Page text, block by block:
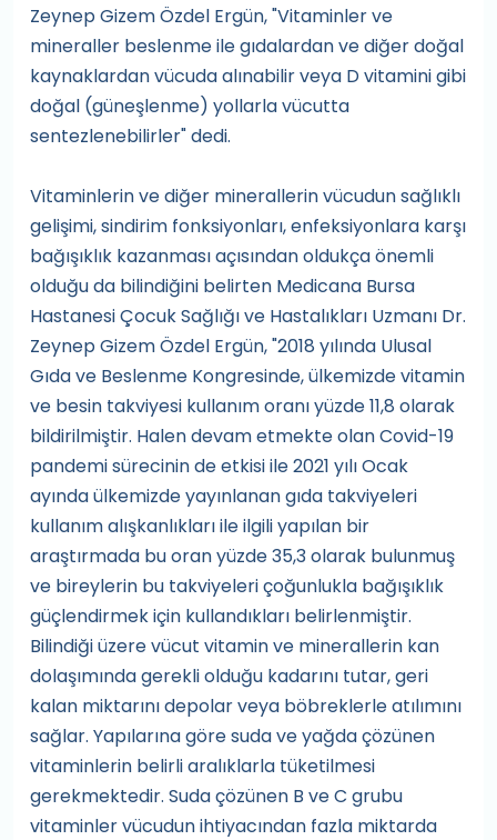
Zeynep Gizem Özdel Ergün, "Vitaminler ve
mineraller beslenme ile gıdalardan ve diğer doğal
kaynaklardan vücuda alınabilir veya D vitamini gibi
doğal (güneşlenme) yollarla vücutta
sentezlenebilirler" dedi.
Vitaminlerin ve diğer minerallerin vücudun sağlıklı
gelişimi, sindirim fonksiyonları, enfeksiyonlara karşı
bağışıklık kazanması açısından oldukça önemli
olduğu da bilindiğini belirten Medicana Bursa
Hastanesi Çocuk Sağlığı ve Hastalıkları Uzmanı Dr.
Zeynep Gizem Özdel Ergün, "2018 yılında Ulusal
Gıda ve Beslenme Kongresinde, ülkemizde vitamin
ve besin takviyesi kullanım oranı yüzde 11,8 olarak
bildirilmiştir. Halen devam etmekte olan Covid-19
pandemi sürecinin de etkisi ile 2021 yılı Ocak
ayında ülkemizde yayınlanan gıda takviyeleri
kullanım alışkanlıkları ile ilgili yapılan bir
araştırmada bu oran yüzde 35,3 olarak bulunmuş
ve bireylerin bu takviyeleri çoğunlukla bağışıklık
güçlendirmek için kullandıkları belirlenmiştir.
Bilindiği üzere vücut vitamin ve minerallerin kan
dolaşımında gerekli olduğu kadarını tutar, geri
kalan miktarını depolar veya böbreklerle atılımını
sağlar. Yapılarına göre suda ve yağda çözünen
vitaminlerin belirli aralıklarla tüketilmesi
gerekmektedir. Suda çözünen B ve C grubu
vitaminler vücudun ihtiyacından fazla miktarda